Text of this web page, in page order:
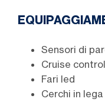
Sensori di
Cruise control
Fari led
Cerchi in lega